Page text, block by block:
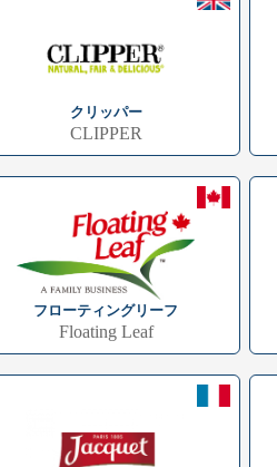
クリッパー
CLIPPER
フローティングリーフ
Floating Leaf